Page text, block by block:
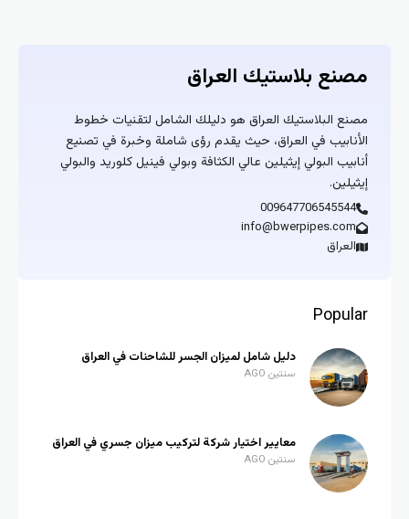
مصنع بلاستيك العراق
مصنع البلاستيك العراق هو دليلك الشامل لتقنيات خطوط
الأنابيب في العراق، حيث يقدم رؤى شاملة وخبرة في تصنيع
أنابيب البولي إيثيلين عالي الكثافة وبولي فينيل كلوريد والبولي
إيثيلين.
009647706545544
info@bwerpipes.com
العراق
Popular
دليل شامل لميزان الجسر للشاحنات في العراق
سنتين AGO
معايير اختيار شركة لتركيب ميزان جسري في العراق
سنتين AGO